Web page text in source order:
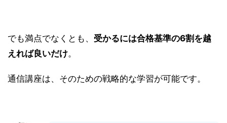
でも満点でなくとも、 受かるには合格基準の6割を越
えれば良いだけ。
通信講座は、そのための戦略的な学習が可能です。